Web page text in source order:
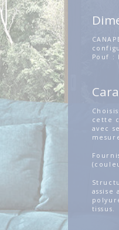
Pouf :
cette
avec
assise
tissus.